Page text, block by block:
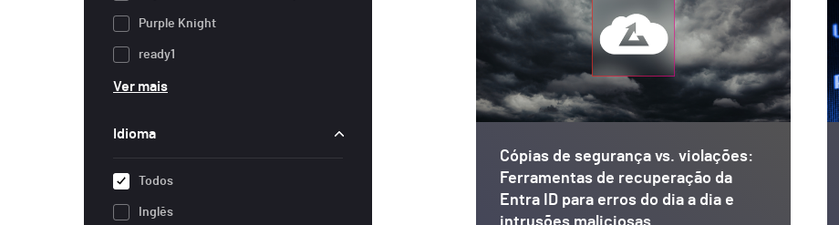
Purple Knight
ready1
Ver mais
Idioma
Todos
Inglês
Cópias de segurança vs. violações:
Ferramentas de recuperação da
Entra ID para erros do dia a dia e